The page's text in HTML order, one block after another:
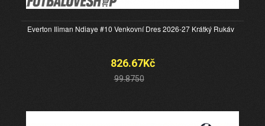
Everton Iliman Ndiaye #10 Venkovní Dres 2026-27 Krátký Rukáv
826.67Kč
99.8750